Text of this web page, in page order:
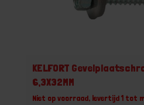
KELFORT
6,3X32MM
Niet op voorraad, levertijd 1 tot